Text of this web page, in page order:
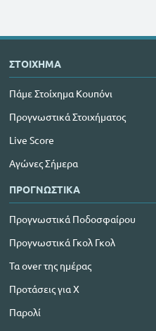
ΣΤΟΙΧΗΜΑ
Πάμε Στοίχημα Κουπόνι
Προγνωστικά Στοιχήματος
Live Score
Αγώνες Σήμερα
ΠΡΟΓΝΩΣΤΙΚΑ
Προγνωστικά Ποδοσφαίρου
Προγνωστικά Γκολ Γκολ
Τα over της ημέρας
Προτάσεις για Χ
Παρολί